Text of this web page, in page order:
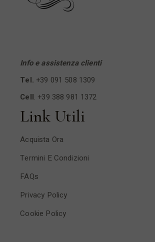
Info e assistenza clienti
Tel. +39 091 508 1309
Cell. +39 388 981 1372
Link Utili
Acquista Ora
Termini E Condizioni
FAQs
Privacy Policy
Cookie Policy